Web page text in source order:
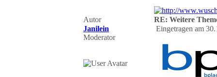
Autor
RE: Weitere
Janilein
Moderator
Eingetragen am